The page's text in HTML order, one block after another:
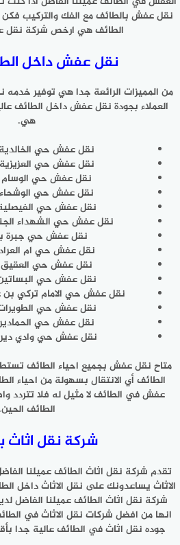
نقل عفش بالطائف مع الفك والتركيب
الطائف هي ارخص شركة
نقل عفش داخل
من المميزات الرائعة جدا هي توفير
العملاء بجودة نقل عفش داخل الطائف
هي.
نقل عفش حي
نقل عفش حي
نقل عفش حي الوسام
نقل عفش حي الوشحاء
نقل عفش حي
نقل عفش حي الشهداء
نقل عفش حي جبرة
نقل عفش حي ام
نقل عفش حي العقيق
نقل عفش حي
نقل عفش حي الامام تركي بن
نقل عفش حي
نقل عفش حي
نقل عفش حي وادي
متاح نقل عفش بجميع احياء الطائف
الطائف أي الانتقال بسهولة من احياء
عفش في الطائف لا مثيل له فلا تتردد
الطائف الحين.
شركة نقل اثاث
تقدم شركة نقل اثاث الطائف عميلنا
الاثاث يساعدونك على نقل الاثاث داخل
شركة نقل اثاث الطائف عميلنا الفاضل
انها من افضل شركات نقل الاثاث في
جوده نقل اثاث في الطائف عالية جدا